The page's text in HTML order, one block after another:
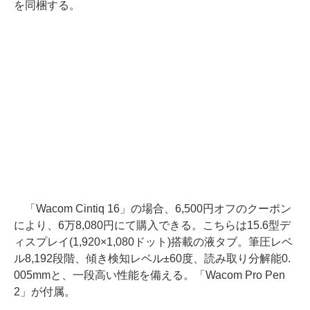
を同梱する。
「Wacom Cintiq 16」の場合、6,500円オフのクーポン
により、6万8,080円にて購入できる。こちらは15.6型デ
ィスプレイ(1,920×1,080ドット)搭載の液タブ。筆圧レベ
ル8,192段階、傾き検知レベル±60度、読み取り分解能0.
005mmと、一段高い性能を備える。「Wacom Pro Pen
2」が付属。